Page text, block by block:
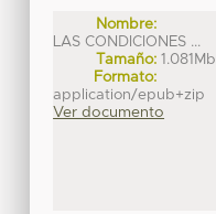
Nombre:
LAS CONDICIONES ...
Tamaño: 1.081Mb
Formato:
application/epub+zip
Ver documento